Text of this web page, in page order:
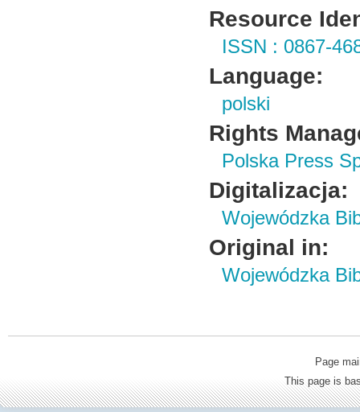
Resource
ISSN : 0867-
Language:
polski
Rights
Polska Press
Digitalizacja:
Wojewódzka
Original in:
Wojewódzka
Page
This page is